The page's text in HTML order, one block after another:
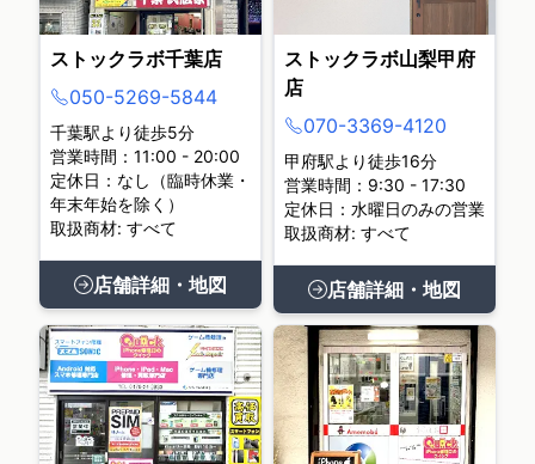
ストックラボ千葉店
050-5269-5844
千葉駅より徒歩5分
営業時間：11:00 - 20:00
定休日：なし（臨時休業・
年末年始を除く）
取扱商材: すべて
店舗詳細・地図
ストックラボ山梨甲府
店
070-3369-4120
甲府駅より徒歩16分
営業時間：9:30 - 17:30
定休日：水曜日のみの営業
取扱商材: すべて
店舗詳細・地図